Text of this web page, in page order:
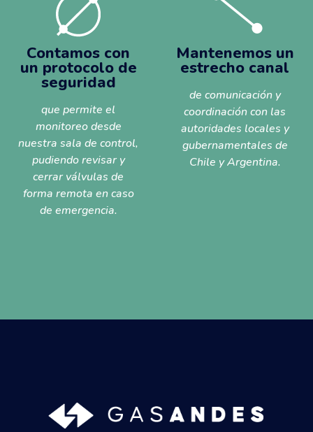
Contamos con
un protocolo de
seguridad
que permite el
monitoreo desde
nuestra sala de control,
pudiendo revisar y
cerrar válvulas de
forma remota en caso
de emergencia.
Mantenemos un
estrecho canal
de comunicación y
coordinación con las
autoridades locales y
gubernamentales de
Chile y Argentina.